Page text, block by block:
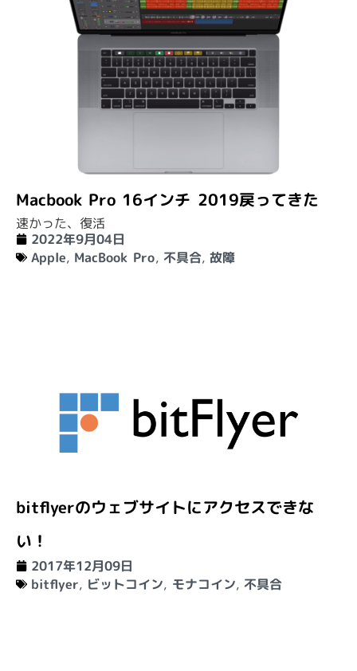
Macbook Pro 16インチ 2019戻ってきた
速かった、復活
2022年9月04日
Apple, MacBook Pro, 不具合, 故障
bitflyerのウェブサイトにアクセスできな
い！
2017年12月09日
bitflyer, ビットコイン, モナコイン, 不具合